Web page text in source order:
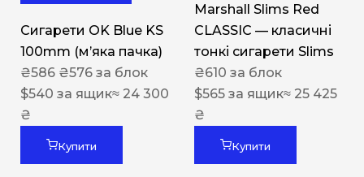
Сигарети OK Blue KS
100mm (м’яка пачка)
₴586 ₴576 за блок
$540 за ящик≈ 24 300
₴
Купити
Marshall Slims Red
CLASSIC — класичні
тонкі сигарети Slims
₴610 за блок
$565 за ящик≈ 25 425
₴
Купити